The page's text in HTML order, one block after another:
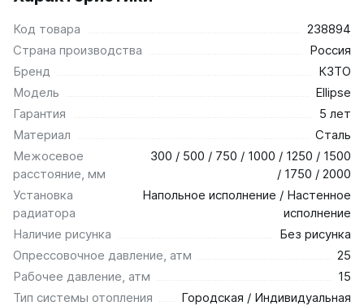
Код товара
238894
Страна производства
Россия
Бренд
КЗТО
Модель
Ellipse
Гарантия
5 лет
Материал
Сталь
Межосевое
расстояние, мм
300 / 500 / 750 / 1000 / 1250 / 1500
/ 1750 / 2000
Установка
радиатора
Напольное исполнение / Настенное
исполнение
Наличие рисунка
Без рисунка
Опрессовочное давление, атм
25
Рабочее давление, атм
15
Тип системы отопления
Городская / Индивидуальная